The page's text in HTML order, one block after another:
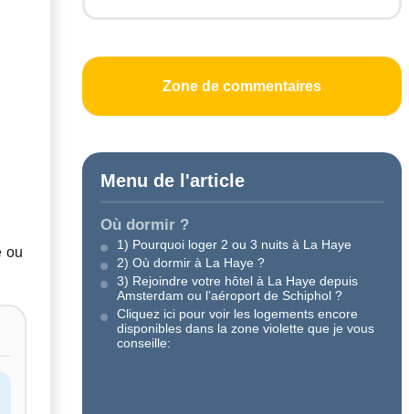
ou
Zone de commentaires
Menu de l'article
Où dormir ?
1) Pourquoi loger 2 ou 3 nuits à La Haye
2) Où dormir à La Haye ?
3) Rejoindre votre hôtel à La Haye depuis
Amsterdam ou l’aéroport de Schiphol ?
Cliquez ici pour voir les logements encore
disponibles dans la zone violette que je vous
conseille: